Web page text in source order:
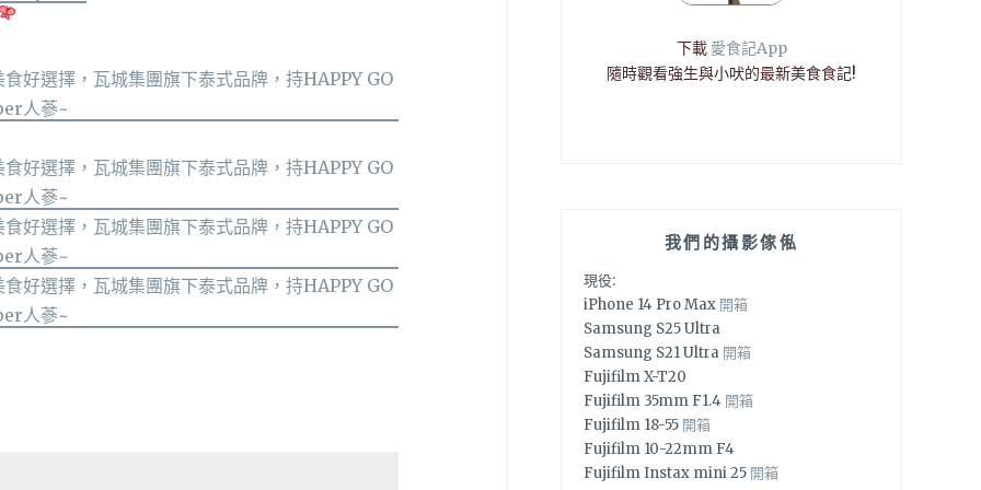
下載 愛食記App
隨時觀看強生與小吠的最新美食食記!
我們的攝影傢俬
現役:
iPhone 14 Pro Max 開箱
Samsung S25 Ultra
Samsung S21 Ultra 開箱
Fujifilm X-T20
Fujifilm 35mm F1.4 開箱
Fujifilm 18-55 開箱
Fujifilm 10-22mm F4
Fujifilm Instax mini 25 開箱